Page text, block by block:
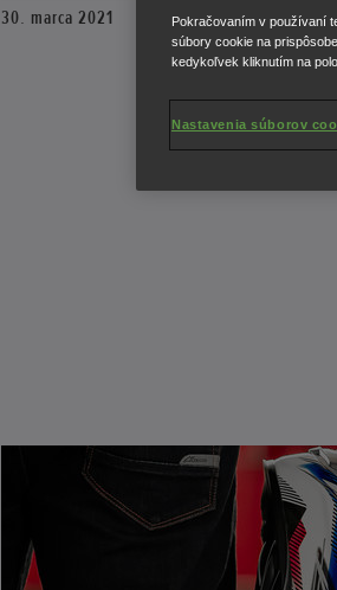
30. marca 2021
Pokračovaním v používaní
súbory cookie na
kedykoľvek kliknutím na
Nastavenia súborov